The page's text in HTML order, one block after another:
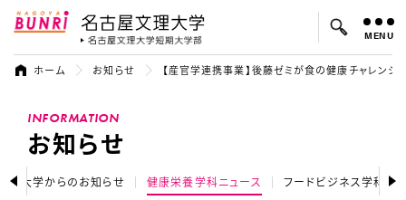
名古屋文理大学 名古屋文理大
よく検索されているキーワード：
MENU
ホーム お知らせ 【産官学連携事業】後藤ゼミが食の健康チャレンジ
INFORMATION
お知らせ
大学からのお知らせ 健康栄養学科ニュース フードビジネス学科ニ